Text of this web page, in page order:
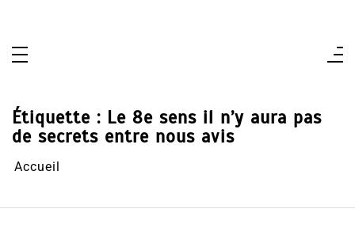
Étiquette : Le 8e sens il n’y aura pas
de secrets entre nous avis
Accueil